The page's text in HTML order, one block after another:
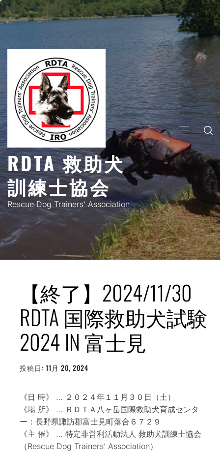
コ
ン
キ
ッ
プ
RDTA 救助犬
訓練士協会
Rescue Dog Trainers’ Association
メ
イ
ン
ニ
ュ
ー
【終了】2024/11/30
RDTA 国際救助犬試験
2024 IN 富士見
投稿日: 11月 20, 2024
WEBMASTER
《日 時》 … ２０２４年１１月３０日（土）
《場 所》 … ＲＤＴＡ八ヶ岳国際救助犬育成センタ
ー：長野県諏訪郡富士見町落合６７２９
《主 催》 … 特定非営利活動法人 救助犬訓練士協会
（Rescue Dog Trainers’ Association）